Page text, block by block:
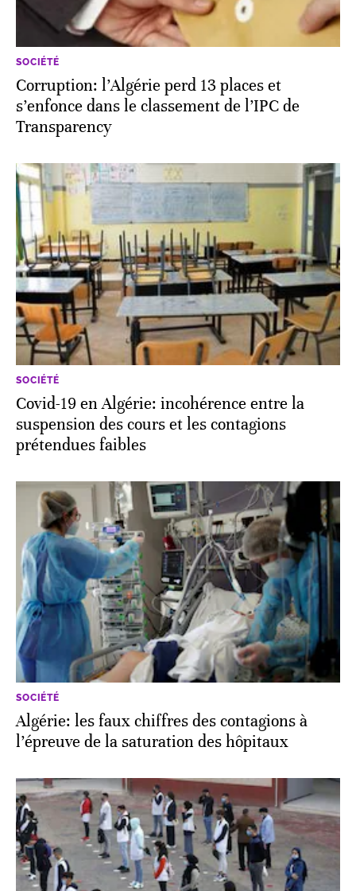
SOCIÉTÉ
Corruption: l’Algérie perd 13 places et
s’enfonce dans le classement de l’IPC de
Transparency
SOCIÉTÉ
Covid-19 en Algérie: incohérence entre la
suspension des cours et les contagions
prétendues faibles
SOCIÉTÉ
Algérie: les faux chiffres des contagions à
l’épreuve de la saturation des hôpitaux